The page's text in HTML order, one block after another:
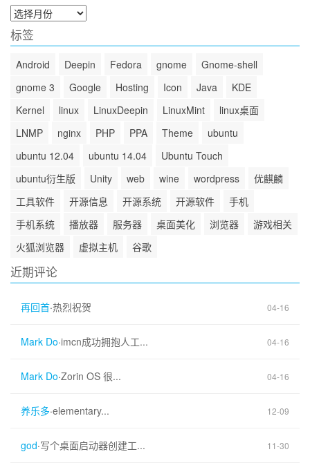
归
档
标签
Android Deepin Fedora gnome
Gnome-shell
gnome 3
Google Hosting Icon Java
KDE
Kernel
linux LinuxDeepin LinuxMint
linux桌面
LNMP
nginx PHP PPA Theme
ubuntu
ubuntu 12.04
ubuntu 14.04
Ubuntu Touch
ubuntu衍生版
Unity web wine wordpress
优麒麟
工具软件
开源信息 开源系统 开源软件
手机
手机系统
播放器 服务器 桌面美化 浏览器
游戏相关
火狐浏览器
虚拟主机 谷歌
近期评论
再回首·热烈祝贺 04-16
Mark Do·imcn成功拥抱人工... 04-16
Mark Do·Zorin OS 很... 04-16
养乐多·elementary... 12-09
god·写个桌面启动器创建工... 11-30